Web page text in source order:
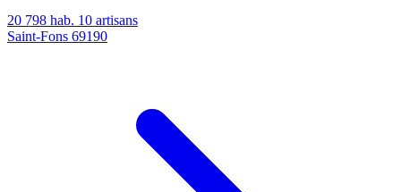
20 798 hab. 10 artisans
Saint-Fons 69190